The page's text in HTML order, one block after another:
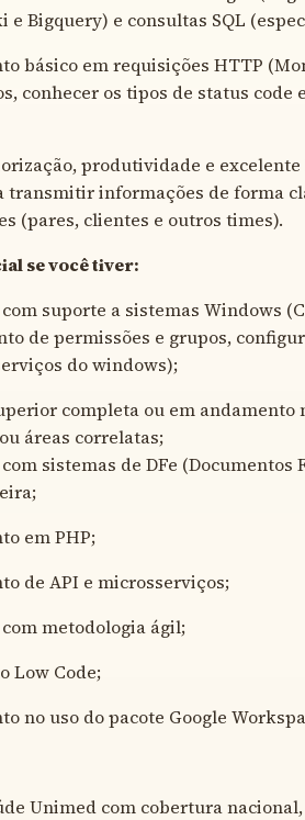
e Bigquery) e consultas SQL
básico em requisições HTTP
conhecer os tipos de status
produtividade e
transmitir informações de forma
(pares, clientes e outros times).
se você tiver:
suporte a sistemas Windows
de permissões e grupos,
do windows);
completa ou em andamento
áreas correlatas;
sistemas de DFe (Documentos
em PHP;
de API e microsserviços;
metodologia ágil;
Low Code;
no uso do pacote Google
Unimed com cobertura